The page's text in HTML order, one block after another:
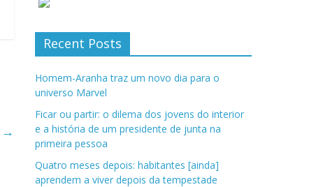
→
Recent Posts
Homem-Aranha traz um novo dia para o
universo Marvel
Ficar ou partir: o dilema dos jovens do interior
e a história de um presidente de junta na
primeira pessoa
Quatro meses depois: habitantes [ainda]
aprendem a viver depois da tempestade